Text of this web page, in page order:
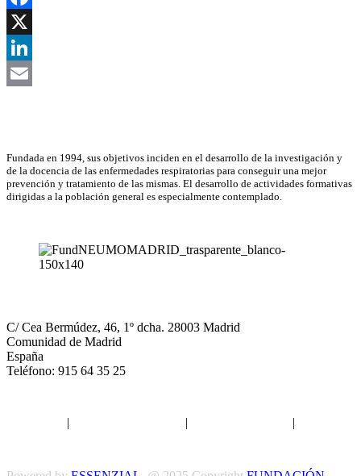
Facebook
X
LinkedIn
Fundada en 1994, sus objetivos inciden en el desarrollo de la investigación y
de la docencia de las enfermedades respiratorias para conseguir una mejor
prevención y tratamiento de las mismas. El desarrollo de actividades formativas
dirigidas a la población general es especialmente contemplado.
C/ Cea Bermúdez, 46, 1º dcha. 28003 Madrid
Comunidad de Madrid
España
Teléfono: 915 64 35 25
| | |